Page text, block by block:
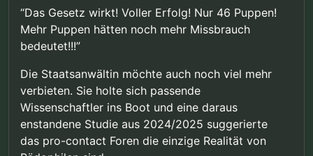
99.5% der Missbrauchsfälle Puppen überhaupt
keine Rolle gespielt haben können. Dieses Jahr
scheint es nicht groß anders auszusehen.
“Das Gesetz wirkt! Voller Erfolg! Nur 46 Puppen!
Mehr Puppen hätten noch mehr Missbrauch
bedeutet!!!”
Die Staatsanwältin möchte auch noch viel mehr
verbieten. Sie holte sich passende
Wissenschaftler ins Boot und eine daraus
enstandene Studie aus 2024/2025 suggerierte
das pro-contact Foren die einzige Realität von